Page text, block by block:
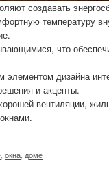
создавать
температуру
что
элементом дизайна
и акценты.
вентиляции,
окна доме